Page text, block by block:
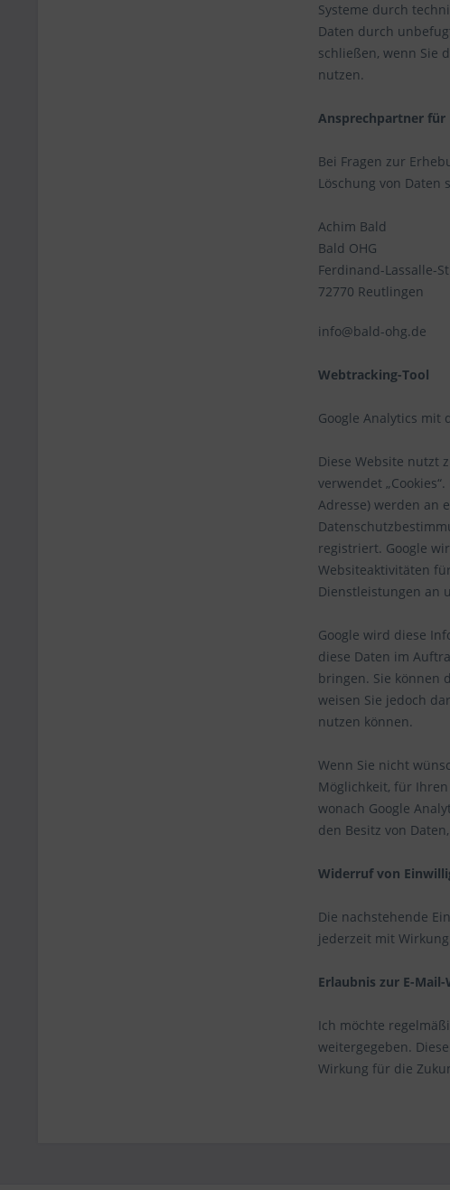
Systeme durch
Daten durch
schließen, wenn Sie
nutzen.
Ansprechpartner für
Bei Fragen zur
Löschung von
Achim Bald
Bald OHG
Ferdinand-Lassalle-
72770 Reutlingen
info@bald-ohg.de
Webtracking-Tool
Google Analytics mit
Diese Website nutzt
verwendet
Adresse) werden an
registriert. Google
Websiteaktivitäten
Dienstleistungen an
Google wird diese
diese Daten im
bringen. Sie können
weisen Sie jedoch
nutzen können.
Wenn Sie nicht
Möglichkeit, für
wonach Google
den Besitz von
Widerruf von
Die nachstehende
jederzeit mit
Erlaubnis zur E-
Ich möchte
weitergegeben.
Wirkung für die